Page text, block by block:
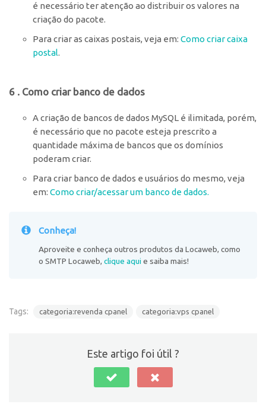
é necessário ter atenção ao distribuir os valores na
criação do pacote.
Para criar as caixas postais, veja em: Como criar caixa
postal.
6 . Como criar banco de dados
A criação de bancos de dados MySQL é ilimitada, porém,
é necessário que no pacote esteja prescrito a
quantidade máxima de bancos que os domínios
poderam criar.
Para criar banco de dados e usuários do mesmo, veja
em: Como criar/acessar um banco de dados.
Conheça!
Aproveite e conheça outros produtos da Locaweb, como
o SMTP Locaweb, clique aqui e saiba mais!
Tags: categoria:revenda cpanel categoria:vps cpanel
Este artigo foi útil ?